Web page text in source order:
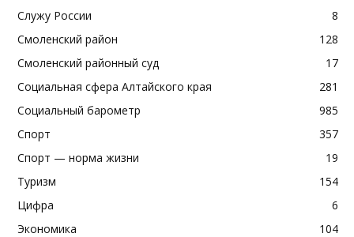
Служу России
8
Смоленский район
128
Смоленский районный суд
17
Социальная сфера Алтайского края
281
Социальный барометр
985
Спорт
357
Спорт — норма жизни
19
Туризм
154
Цифра
6
Экономика
104